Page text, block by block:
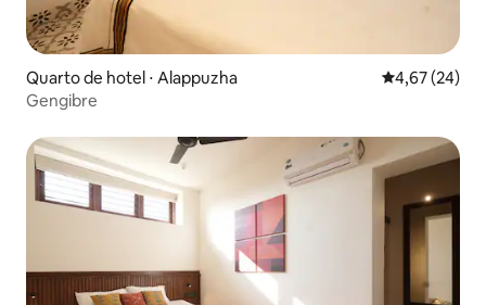
Quarto de hotel ⋅ Alappuzha 4,67 de uma
4,67 (24)
Gengibre